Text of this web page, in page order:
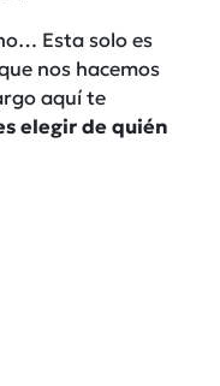
Esta solo es
nos hacemos
aquí te
elegir de quién